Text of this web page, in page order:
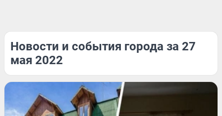
Новости и события города за 27
мая 2022